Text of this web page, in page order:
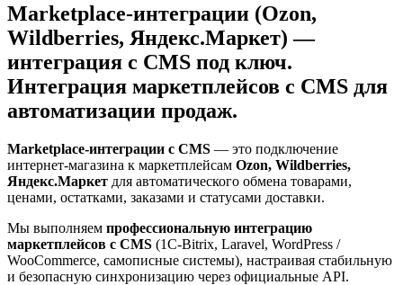
Marketplace-интеграции (Ozon,
Wildberries, Яндекс.Маркет) —
интеграция с CMS под ключ.
Интеграция маркетплейсов с CMS для
автоматизации продаж.
Marketplace-интеграции с CMS — это подключение
интернет-магазина к маркетплейсам Ozon, Wildberries,
Яндекс.Маркет для автоматического обмена товарами,
ценами, остатками, заказами и статусами доставки.
Мы выполняем профессиональную интеграцию
маркетплейсов с CMS (1C-Bitrix, Laravel, WordPress /
WooCommerce, самописные системы), настраивая стабильную
и безопасную синхронизацию через официальные API.